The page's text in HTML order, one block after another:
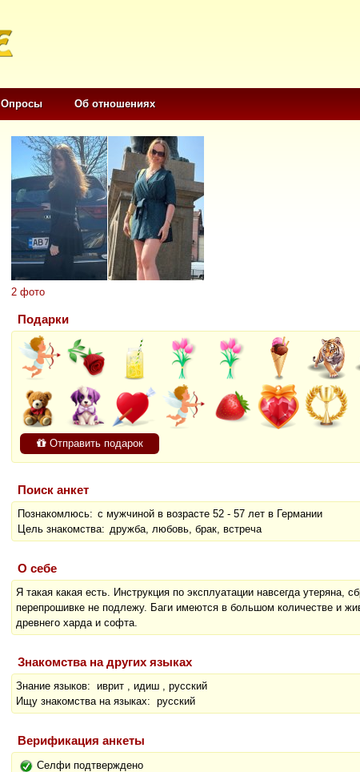
Опросы Об отношениях
2 фото
Подарки
Отправить подарок
Поиск анкет
Познакомлюсь: с мужчиной в возрасте 52 - 57 лет в Германии
Цель знакомства: дружба, любовь, брак, встреча
О себе
Я такая какая есть. Инструкция по эксплуатации навсегда утеряна,
перепрошивке не подлежу. Баги имеются в большом количестве и
древнего харда и софта.
Знакомства на других языках
Знание языков: иврит , идиш , русский
Ищу знакомства на языках: русский
Верификация анкеты
Селфи подтверждено